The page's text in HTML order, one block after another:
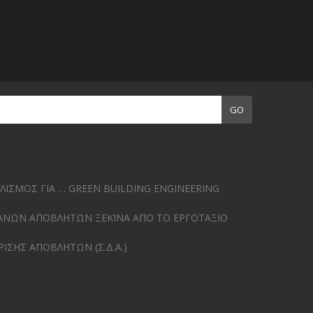
GO
ΓΙΑ … GREEN BUILDING ENGINEERING
ΑΠΟΒΛΗΤΩΝ ΞΕΚΙΝΑ ΑΠΟ ΤΟ ΕΡΓΟΤΑΞΙΟ
ΑΠΟΒΛΗΤΩΝ (Σ.Δ.Α.)